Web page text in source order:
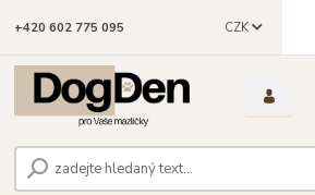
CZK
+420 602 775 095